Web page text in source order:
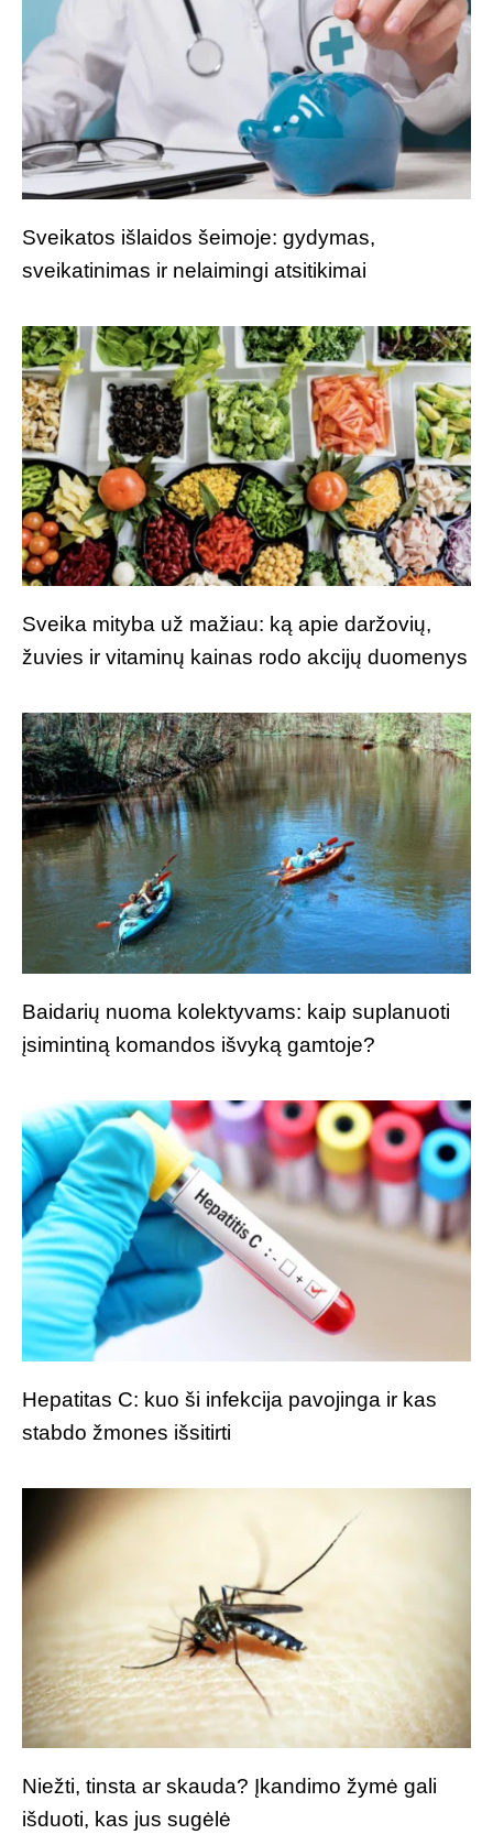
Sveikatos išlaidos šeimoje: gydymas,
sveikatinimas ir nelaimingi atsitikimai
Sveika mityba už mažiau: ką apie daržovių,
žuvies ir vitaminų kainas rodo akcijų duomenys
Baidarių nuoma kolektyvams: kaip suplanuoti
įsimintiną komandos išvyką gamtoje?
Hepatitas C: kuo ši infekcija pavojinga ir kas
stabdo žmones išsitirti
Niežti, tinsta ar skauda? Įkandimo žymė gali
išduoti, kas jus sugėlė